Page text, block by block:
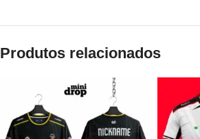
Produtos relacionados